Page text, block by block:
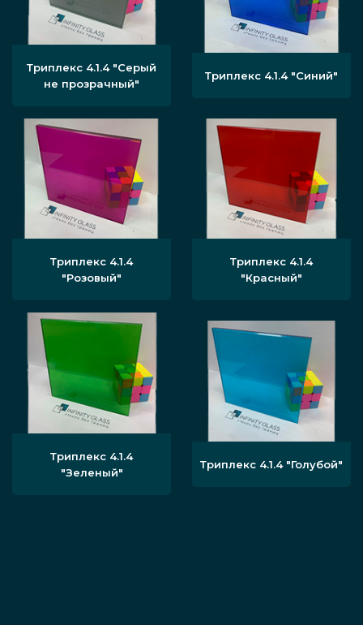
Триплекс 4.1.4 "Серый
не прозрачный"
Триплекс 4.1.4 "Синий"
Триплекс 4.1.4
"Розовый"
Триплекс 4.1.4
"Красный"
Триплекс 4.1.4
"Зеленый"
Триплекс 4.1.4 "Голубой"